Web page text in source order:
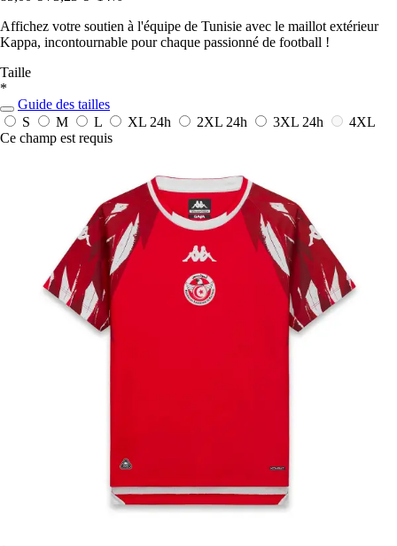
Affichez votre soutien à l'équipe de Tunisie avec le maillot extérieur
Kappa, incontournable pour chaque passionné de football !
Taille
*
Guide des tailles
S
M L XL 24h 2XL 24h 3XL 24h
4XL
Ce champ est requis